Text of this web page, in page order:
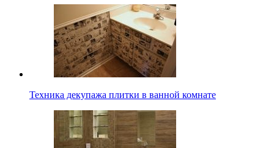
Техника декупажа плитки в ванной комнате